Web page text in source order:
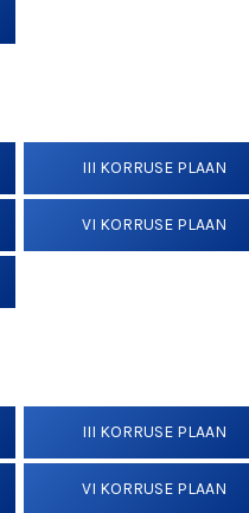
III KORRUSE PLAAN
VI KORRUSE PLAAN
III KORRUSE PLAAN
VI KORRUSE PLAAN